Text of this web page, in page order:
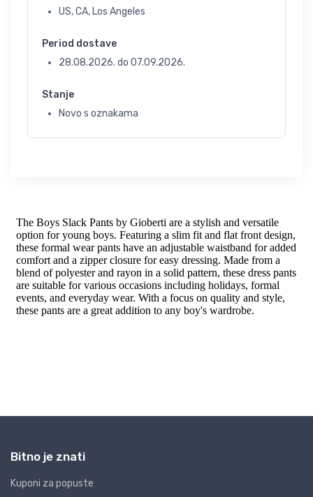
US, CA, Los Angeles
Period dostave
28.08.2026. do 07.09.2026.
Stanje
Novo s oznakama
Bitno je znati
Kuponi za popuste